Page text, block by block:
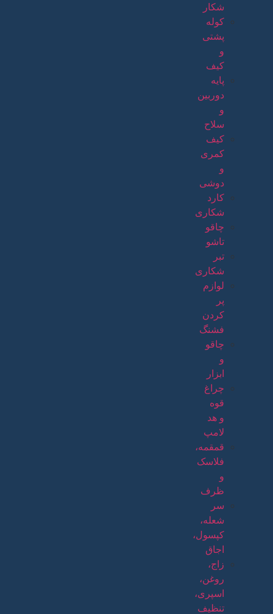
شکار
کوله
پشتی
و
کیف
پایه
دوربین
و
سلاح
کیف
کمری
و
دوشی
کارد
شکاری
چاقو
تاشو
تبر
شکاری
لوازم
پر
کردن
فشنگ
چاقو
و
ابزار
چراغ
قوه
و هد
لامپ
قمقمه،
فلاسک
و
ظرف
سر
شعله،
کپسول،
اجاق
زاج،
روغن،
اسپری،
تنظیف